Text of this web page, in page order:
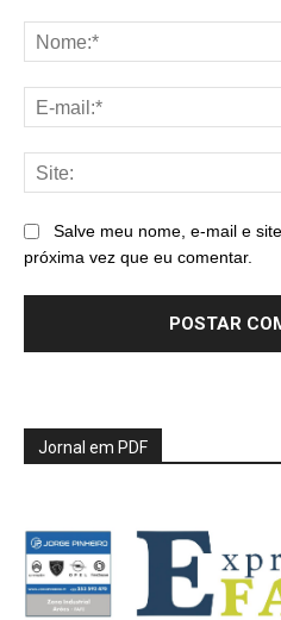
Salve meu nome, e-mail e
próxima vez que eu comentar.
Jornal em PDF